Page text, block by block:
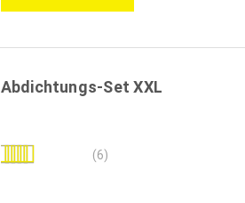
Abdichtungs-Set XXL
Bewertung: (6)